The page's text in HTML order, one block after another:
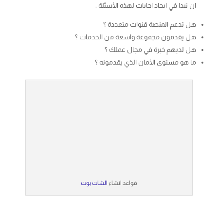
الشات بوتودورة في المحادثه لخدمه
العملاء الذاتيه و لكن هناك عدد قليل جدا من الأشخاص الذين